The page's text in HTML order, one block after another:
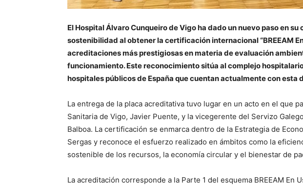
El Hospital Álvaro Cunqueiro de Vigo ha dado un nuevo paso en su
sostenibilidad al obtener la certificación internacional “BREEAM En
acreditaciones más prestigiosas en materia de evaluación
funcionamiento. Este reconocimiento sitúa al complejo
hospitales públicos de España que cuentan actualmente con esta
La entrega de la placa acreditativa tuvo lugar en un acto en el que
Sanitaria de Vigo, Javier Puente, y la vicegerente del Servizo
Balboa. La certificación se enmarca dentro de la Estrategia de
Sergas y reconoce el esfuerzo realizado en ámbitos como la
sostenible de los recursos, la economía circular y el bienestar de
La acreditación corresponde a la Parte 1 del esquema BREEAM En